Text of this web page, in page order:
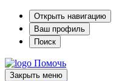
Открыть навигацию
Ваш профиль
Поиск
Помочь
Закрыть меню